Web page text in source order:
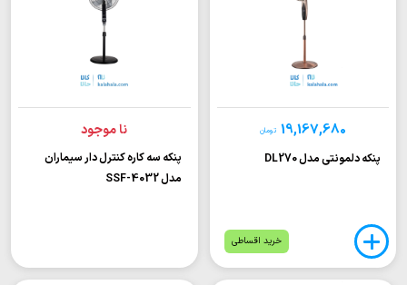
19,167,680 تومان
پنکه دلمونتی مدل DL270
خرید اقساطی
نا موجود
پنکه سه کاره کنترل دار سیماران
مدل SSF-4032